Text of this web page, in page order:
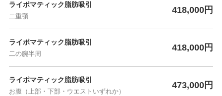
ライポマティック脂肪吸引
二重顎
418,000円
ライポマティック脂肪吸引
二の腕半周
418,000円
ライポマティック脂肪吸引
お腹（上部・下部・ウエストいずれか）
473,000円